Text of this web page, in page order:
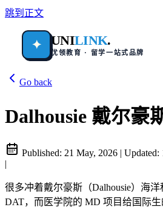
跳到正文
✦ UNILINK.
优领教育 · 留学一站式品牌
Go back
Dalhousie 戴尔豪
Published: 21 May, 2026 | Updated:
|
很多冲着戴尔豪斯（Dalhousie）海
DAT，而医学院的 MD 项目给国际